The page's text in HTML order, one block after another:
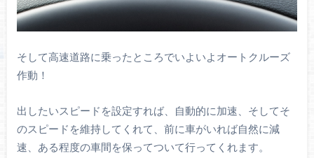
そして高速道路に乗ったところでいよいよオートクルーズ
作動！
出したいスピードを設定すれば、自動的に加速、そしてそ
のスピードを維持してくれて、前に車がいれば自然に減
速、ある程度の車間を保ってついて行ってくれます。